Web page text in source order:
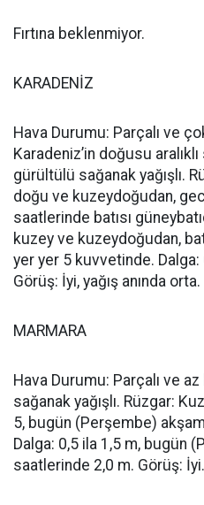
Fırtına beklenmiyor.
KARADENİZ
Hava Durumu: Parçalı ve
Karadeniz’in doğusu
gürültülü sağanak yağışlı.
doğu ve kuzeydoğudan,
saatlerinde batısı
kuzey ve kuzeydoğudan,
yer yer 5 kuvvetinde. Dalga:
Görüş: İyi, yağış anında orta.
MARMARA
Hava Durumu: Parçalı ve
sağanak yağışlı. Rüzgar:
5, bugün (Perşembe)
Dalga: 0,5 ila 1,5 m, bugün
saatlerinde 2,0 m. Görüş: İyi.